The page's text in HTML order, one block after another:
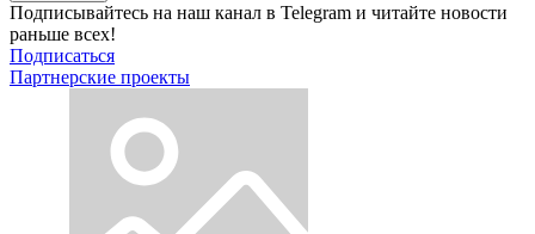
Подписывайтесь на наш канал в Telegram и читайте новости
раньше всех!
Подписаться
Партнерские проекты